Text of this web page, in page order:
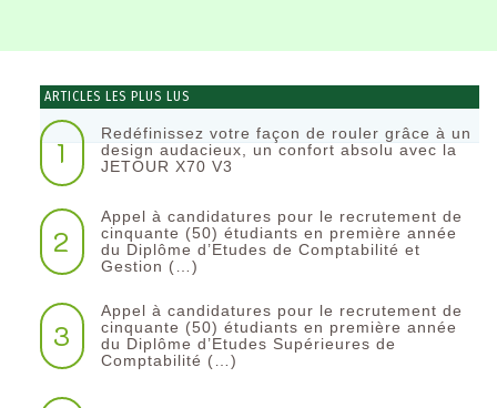
ARTICLES LES PLUS LUS
1
Redéfinissez votre façon de rouler grâce à un
design audacieux, un confort absolu avec la
JETOUR X70 V3
2
Appel à candidatures pour le recrutement de
cinquante (50) étudiants en première année
du Diplôme d’Etudes de Comptabilité et
Gestion (…)
3
Appel à candidatures pour le recrutement de
cinquante (50) étudiants en première année
du Diplôme d’Etudes Supérieures de
Comptabilité (…)